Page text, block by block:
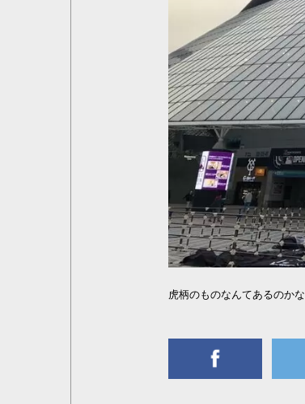
虎柄のものなんてあるのかな